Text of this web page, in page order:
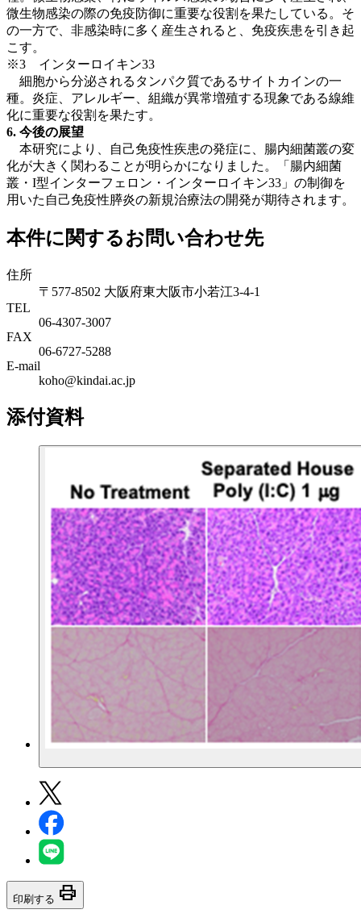
微生物感染の際の免疫防御に重要な役割を果たしている。そ
の一方で、非感染時に多く産生されると、免疫疾患を引き起
こす。
※3 インターロイキン33
細胞から分泌されるタンパク質であるサイトカインの一
種。炎症、アレルギー、組織が異常増殖する現象である線維
化に重要な役割を果たす。
6. 今後の展望
本研究により、自己免疫性疾患の発症に、腸内細菌叢の変
化が大きく関わることが明らかになりました。「腸内細菌
叢・I型インターフェロン・インターロイキン33」の制御を
用いた自己免疫性膵炎の新規治療法の開発が期待されます。
本件に関するお問い合わせ先
住所
〒577-8502 大阪府東大阪市小若江3-4-1
TEL
06‐4307‐3007
FAX
06‐6727‐5288
E-mail
koho@kindai.ac.jp
添付資料
印刷する print